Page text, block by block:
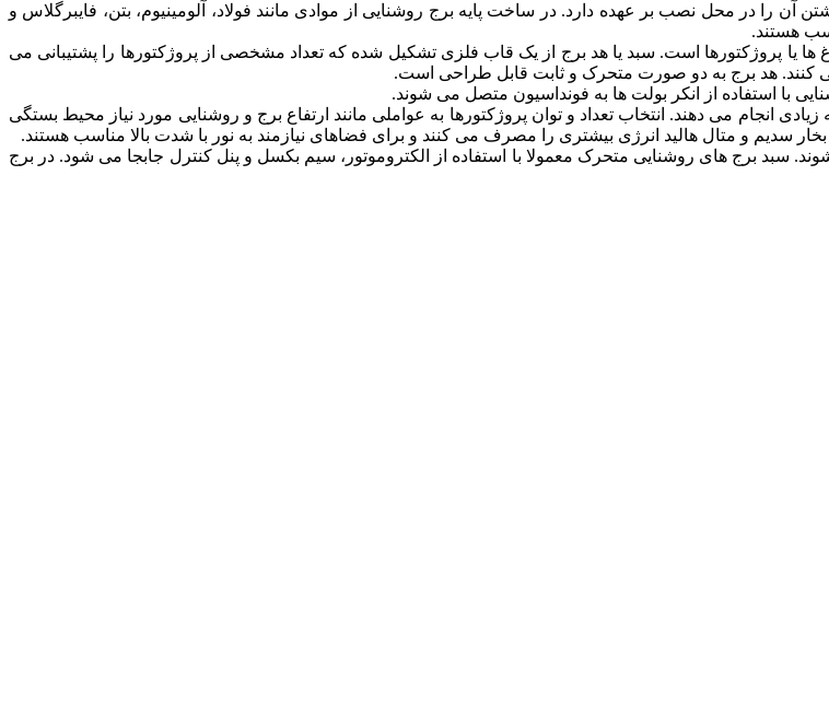
را در محل نصب بر عهده دارد. در ساخت پایه برج روشنایی از موادی مانند فولاد، آلومینیوم، بتن، فایبرگلاس و
هستند.
یا پروژکتورها است. سبد یا هد برج از یک قاب فلزی تشکیل شده که تعداد مشخصی از پروژکتورها را پشتیبانی می
کنند. هد برج به دو صورت متحرک و ثابت قابل طراحی است.
با استفاده از انکر بولت ها به فونداسیون متصل می شوند.
انجام می دهند. انتخاب تعداد و توان پروژکتورها به عواملی مانند ارتفاع برج و روشنایی مورد نیاز محیط بستگی
و متال هالید انرژی بیشتری را مصرف می کنند و برای فضاهای نیازمند به نور با شدت بالا مناسب هستند.
سبد برج های روشنایی متحرک معمولا با استفاده از الکتروموتور، سیم بکسل و پنل کنترل جابجا می شود. در برج